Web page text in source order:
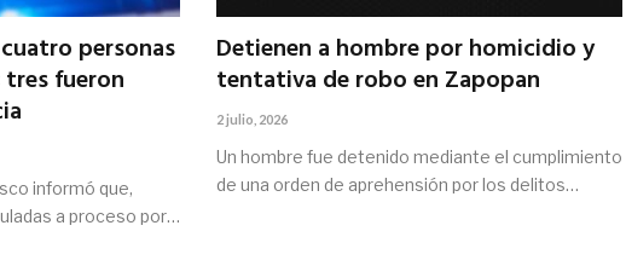
personas
fueron
informó que,
a proceso por…
Detienen a hombre por homicidio y
tentativa de robo en Zapopan
2 julio, 2026
Un hombre fue detenido mediante el cumplimiento
de una orden de aprehensión por los delitos…